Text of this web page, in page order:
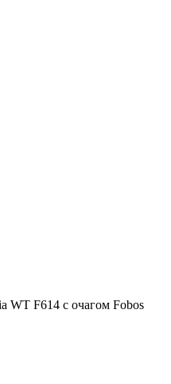
WT F614 с очагом Fobos